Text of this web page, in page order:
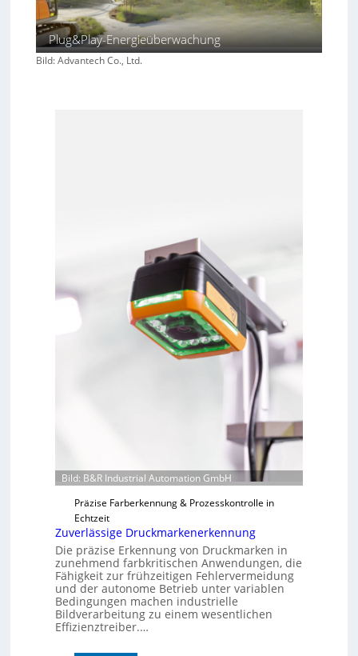
Plug&Play-Energieüberwachung
Bild: Advantech Co., Ltd.
Bild: B&R Industrial Automation GmbH
Präzise Farberkennung & Prozesskontrolle in
Echtzeit
Zuverlässige Druckmarkenerkennung
Die präzise Erkennung von Druckmarken in
zunehmend farbkritischen Anwendungen, die
Fähigkeit zur frühzeitigen Fehlervermeidung
und der autonome Betrieb unter variablen
Bedingungen machen industrielle
Bildverarbeitung zu einem wesentlichen
Effizienztreiber.…